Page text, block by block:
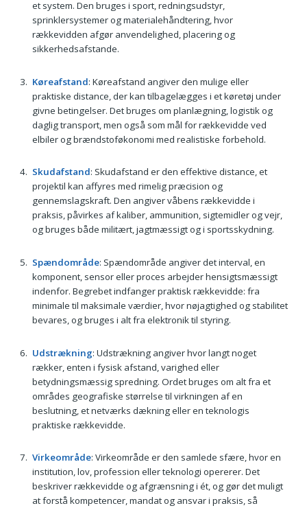
et system. Den bruges i sport, redningsudstyr,
sprinklersystemer og materialehåndtering, hvor
rækkevidden afgør anvendelighed, placering og
sikkerhedsafstande.
Køreafstand: Køreafstand angiver den mulige eller
praktiske distance, der kan tilbagelægges i et køretøj under
givne betingelser. Det bruges om planlægning, logistik og
daglig transport, men også som mål for rækkevidde ved
elbiler og brændstoføkonomi med realistiske forbehold.
Skudafstand: Skudafstand er den effektive distance, et
projektil kan affyres med rimelig præcision og
gennemslagskraft. Den angiver våbens rækkevidde i
praksis, påvirkes af kaliber, ammunition, sigtemidler og vejr,
og bruges både militært, jagtmæssigt og i sportsskydning.
Spændområde: Spændområde angiver det interval, en
komponent, sensor eller proces arbejder hensigtsmæssigt
indenfor. Begrebet indfanger praktisk rækkevidde: fra
minimale til maksimale værdier, hvor nøjagtighed og stabilitet
bevares, og bruges i alt fra elektronik til styring.
Udstrækning: Udstrækning angiver hvor langt noget
rækker, enten i fysisk afstand, varighed eller
betydningsmæssig spredning. Ordet bruges om alt fra et
områdes geografiske størrelse til virkningen af en
beslutning, et netværks dækning eller en teknologis
praktiske rækkevidde.
Virkeområde: Virkeområde er den samlede sfære, hvor en
institution, lov, profession eller teknologi opererer. Det
beskriver rækkevidde og afgrænsning i ét, og gør det muligt
at forstå kompetencer, mandat og ansvar i praksis, så